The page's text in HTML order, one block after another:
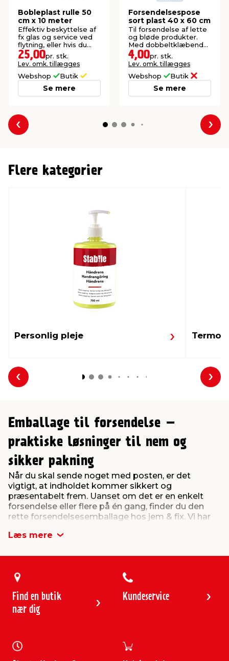
Bobleplast rulle 50
cm x 10 meter
Effektiv beskyttelse af
fx glas og service ved
flytning, eller hvis du
skal sende noget.
25,00pr. stk.
Lev. omk. tillægges
Webshop Butik
Se mere
Forsendelsespose
sort plast 40 x 60 cm
Til forsendelse af lette
og bløde produkter.
Med dobbeltklæbende
tape for nem lukning.
4,00pr. stk.
Lev. omk. tillægges
Webshop Butik
Se mere
Forrige
Flere kategorier
Personlig pleje
Forrige
Emballage til forsendelse –
praktiske løsninger til nem og
sikker pakning
Når du skal sende noget med posten, er det
vigtigt, at indholdet kommer sikkert og
præsentabelt frem. Uanset om det er en enkelt
forsendelse eller flere på én gang, finder du den
rette forsendelsesemballage hos jem & fix. Vi har
det nemt at pakke, beskytte og sende alt fra tøj og
siden finder du alt, du skal bruge til en sikker og
Forsendelseskasser – en stabil
løsning til mange formål
forsendelseskasse en praktisk og sikker løsning. I
Læs mere
Find en butik
nær dig
Kundeservice